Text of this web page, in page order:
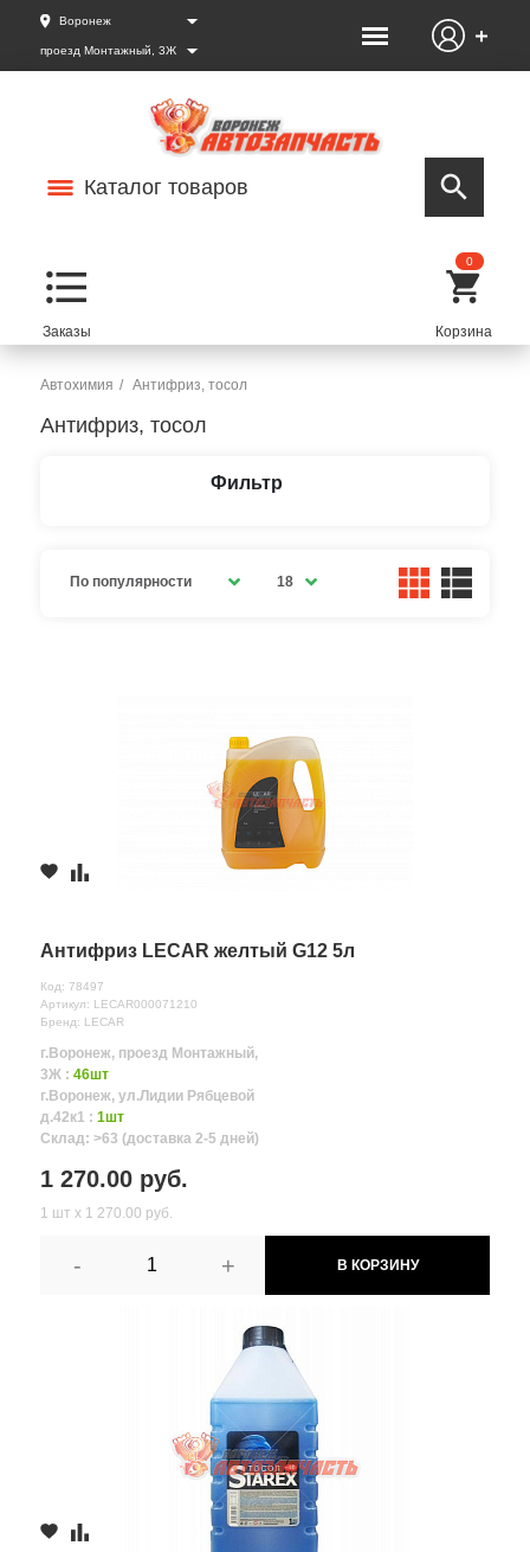
Воронеж
проезд Монтажный, 3Ж
Каталог товаров
0
Автохимия Антифриз, тосол
Антифриз, тосол
Фильтр
По популярности 18
Антифриз LECAR желтый G12 5л
Код: 78497
Артикул: LECAR000071210
Бренд: LECAR
г.Воронеж, проезд Монтажный,
3Ж : 46шт
г.Воронеж, ул.Лидии Рябцевой
д.42к1 : 1шт
Склад: >63 (доставка 2-5 дней)
1 270.00 руб.
1 шт х 1 270.00 руб.
- + В КОРЗИНУ